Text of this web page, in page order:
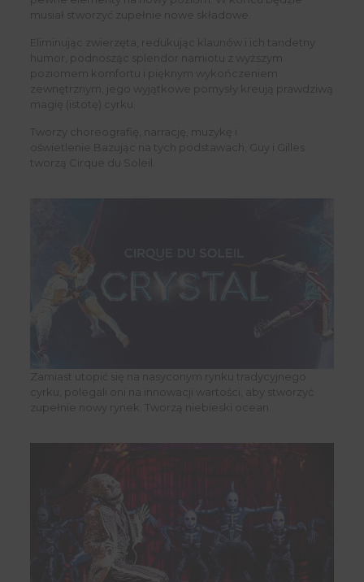
musiał stworzyć zupełnie nowe składowe.
Eliminując zwierzęta, redukując klaunów i ich tandetny
humor, podnosząc splendor namiotu z wyższym
poziomem komfortu i pięknym wykończeniem
zewnętrznym, jego wyjątkowe pomysły kreują prawdziwą
magię (istotę) cyrku.
Tworzy choreografię, narrację, muzykę i
oświetlenie.Bazując na tych podstawach, Guy i Gilles
tworzą Cirque du Soleil.
Zamiast utopić się na nasyconym rynku tradycyjnego
cyrku, polegali oni na innowacji wartości, aby stworzyć
zupełnie nowy rynek. Tworzą niebieski ocean.